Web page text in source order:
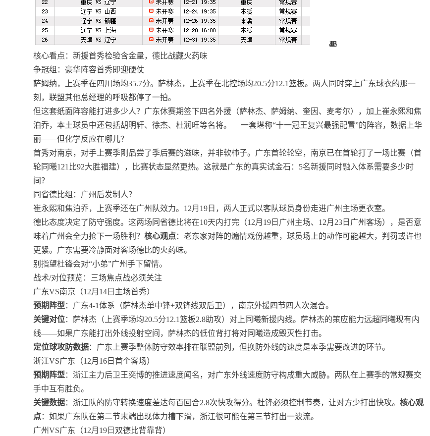
1
1
12
核心看点：新援首秀检验含金量，德比战藏火药味
争冠组：豪华阵容首秀即迎硬仗
萨姆纳，上赛季在四川场均35.7分。萨林杰，上赛季在北控场均20.5分12.1篮板。两人同时穿上广东球衣的那一
刻，联盟其他总经理的呼吸都停了一拍。
但这套纸面阵容能打进多少人？广东休赛期签下四名外援（萨林杰、萨姆纳、奎因、麦考尔），加上崔永熙和焦
泊乔，本土球员中还包括胡明轩、徐杰、杜润旺等名将。
12
一套堪称“十一冠王复兴最强配置”的阵容，数据上华
丽——但化学反应在哪儿？
首秀对南京，对手上赛季刚品尝了季后赛的滋味，并非软柿子。广东首轮轮空，南京已在首轮打了一场比赛（首
轮同曦121比92大胜福建），比赛状态显然更热。这就是广东的真实试金石：5名新援同时融入体系需要多少时
间？
同省德比组：广州后发制人？
崔永熙和焦泊乔，上赛季还在广州队效力。12月19日，两人正式以客队球员身份走进广州主场更衣室。
1
德比态度决定了防守强度。这两场同省德比将在10天内打完（12月19日广州主场、12月23日广州客场），是否意
味着广州会全力抢下一场胜利？核心观点：老东家对阵的煽情戏份越重，球员场上的动作可能越大，判罚或许也
更紧。广东需要冷静面对客场德比的火药味。
别指望杜锋会对“小弟”广州手下留情。
战术/对位预览：三场焦点战必须关注
广东VS南京（12月14日主场首秀）
预期阵型 ：广东4-1体系（萨林杰单中锋+双锋线双后卫），南京外援四节四人次混合。
关键对位：萨林杰（上赛季场均20.5分12.1篮板2.8助攻）对上同曦新援内线。萨林杰的策应能力远超同曦现有内
线——如果广东能打出外线投射空间，萨林杰的低位背打将对同曦造成毁灭性打击。
定位球攻防数据：广东上赛季整体防守效率排在联盟前列，但换防外线的速度是本季需要改进的环节。
浙江VS广东（12月16日首个客场）
预期阵型 ：浙江主力后卫王奕博的推进速度闻名，对广东外线速度防守构成重大威胁。两队在上赛季的常规赛交
手中互有胜负。
关键数据：浙江队的防守转换速度差达每百回合2.8次快攻得分。杜锋必须控制节奏，让对方少打出快攻。核心观
点：如果广东队在第二节末端出现体力槽下滑，浙江很可能在第三节打出一波流。
广州VS广东（12月19日双德比背靠背）
46
46